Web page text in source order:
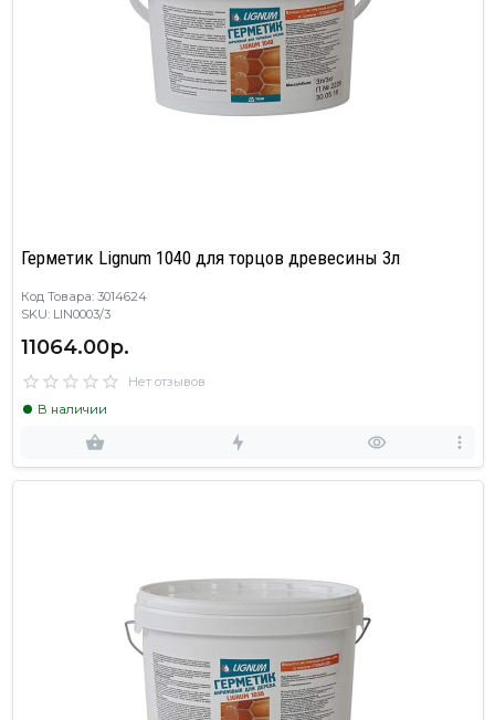
Герметик Lignum 1040 для торцов древесины 3л
Код Товара: 3014624
SKU: LIN0003/3
11064.00р.
Нет отзывов
В наличии